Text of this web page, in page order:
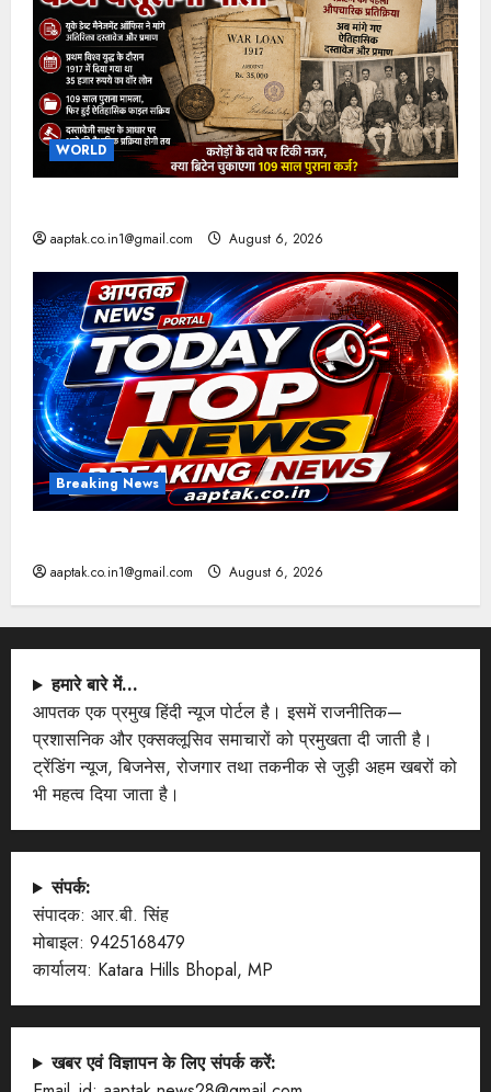
WORLD
aaptak.co.in1@gmail.com August 6, 2026
Breaking News
aaptak.co.in1@gmail.com August 6, 2026
हमारे बारे में…
आपतक एक प्रमुख हिंदी न्यूज पोर्टल है। इसमें राजनीतिक—
प्रशासनिक और एक्सक्लूसिव समाचारों को प्रमुखता दी जाती है।
ट्रेंडिंग न्यूज, बिजनेस, रोजगार तथा तकनीक से जुड़ी अहम खबरों को
भी महत्व दिया जाता है।
संपर्क:
संपादक: आर.बी. सिंह
मोबाइल: 9425168479
कार्यालय: Katara Hills Bhopal, MP
खबर एवं विज्ञापन के लिए संपर्क करें: